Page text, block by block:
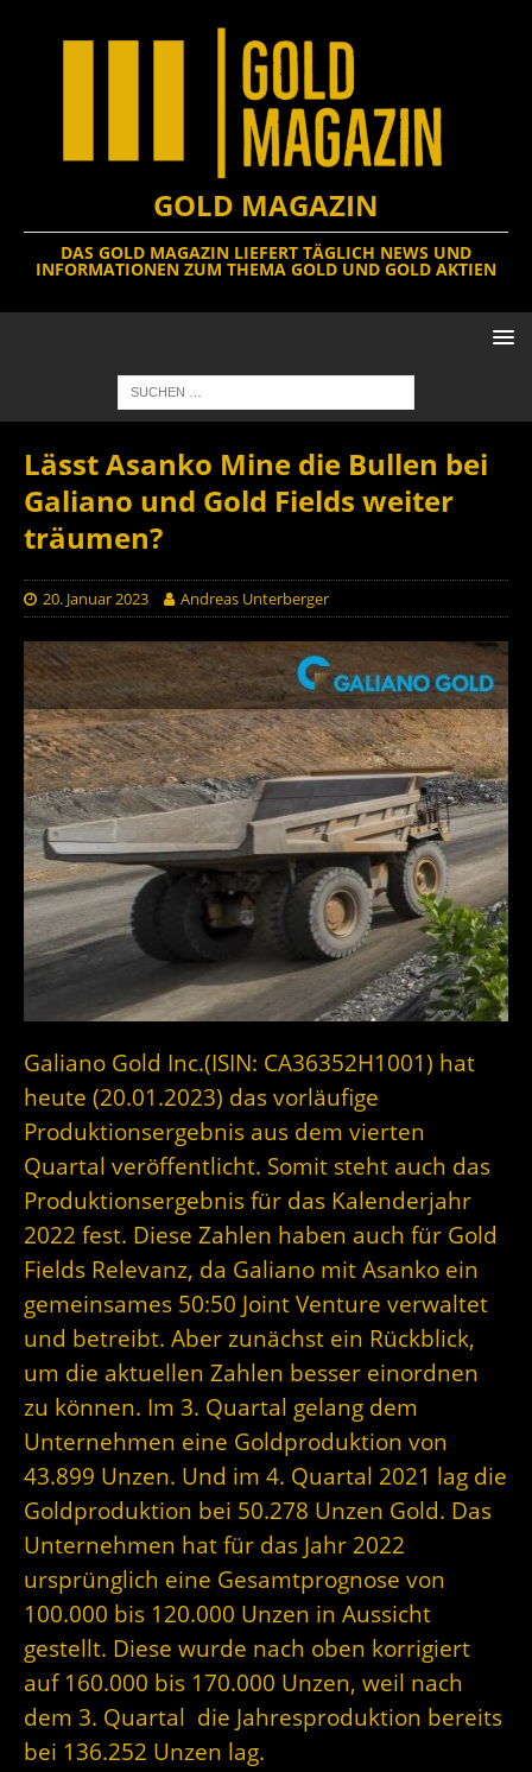
GOLD MAGAZIN
DAS GOLD MAGAZIN LIEFERT TÄGLICH NEWS UND
INFORMATIONEN ZUM THEMA GOLD UND GOLD AKTIEN
Lässt Asanko Mine die Bullen bei
Galiano und Gold Fields weiter
träumen?
20. Januar 2023 Andreas Unterberger
Galiano Gold Inc.(ISIN: CA36352H1001) hat
heute (20.01.2023) das vorläufige
Produktionsergebnis aus dem vierten
Quartal veröffentlicht. Somit steht auch das
Produktionsergebnis für das Kalenderjahr
2022 fest. Diese Zahlen haben auch für Gold
Fields Relevanz, da Galiano mit Asanko ein
gemeinsames 50:50 Joint Venture verwaltet
und betreibt. Aber zunächst ein Rückblick,
um die aktuellen Zahlen besser einordnen
zu können. Im 3. Quartal gelang dem
Unternehmen eine Goldproduktion von
43.899 Unzen. Und im 4. Quartal 2021 lag die
Goldproduktion bei 50.278 Unzen Gold. Das
Unternehmen hat für das Jahr 2022
ursprünglich eine Gesamtprognose von
100.000 bis 120.000 Unzen in Aussicht
gestellt. Diese wurde nach oben korrigiert
auf 160.000 bis 170.000 Unzen, weil nach
dem 3. Quartal die Jahresproduktion bereits
bei 136.252 Unzen lag.